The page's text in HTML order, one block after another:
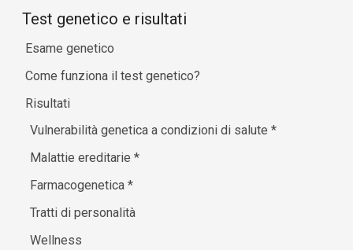
Test genetico e risultati
Esame genetico
Come funziona il test genetico?
Risultati
Vulnerabilità genetica a condizioni di salute*
Malattie ereditarie*
Farmacogenetica*
Tratti di personalità
Wellness